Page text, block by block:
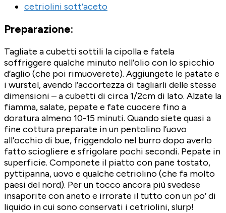
cetriolini sott’aceto
Preparazione:
Tagliate a cubetti sottili la cipolla e fatela
soffriggere qualche minuto nell’olio con lo spicchio
d’aglio (che poi rimuoverete). Aggiungete le patate e
i wurstel, avendo l’accortezza di tagliarli delle stesse
dimensioni – a cubetti di circa 1/2cm di lato. Alzate la
fiamma, salate, pepate e fate cuocere fino a
doratura almeno 10-15 minuti. Quando siete quasi a
fine cottura preparate in un pentolino l’uovo
all’occhio di bue, friggendolo nel burro dopo averlo
fatto sciogliere e sfrigolare pochi secondi. Pepate in
superficie. Componete il piatto con pane tostato,
pyttipanna, uovo e qualche cetriolino (che fa molto
paesi del nord). Per un tocco ancora più svedese
insaporite con aneto e irrorate il tutto con un po’ di
liquido in cui sono conservati i cetriolini, slurp!